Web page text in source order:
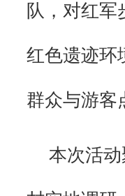
队，对红
红色遗迹环
群众与游客
本次活